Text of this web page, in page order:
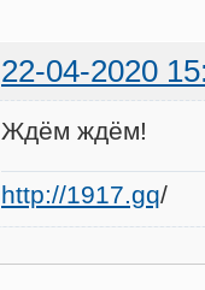
22-04-2020
Ждём ждём!
http://1917.gq/